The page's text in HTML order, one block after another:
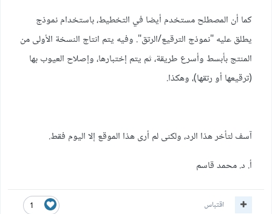
كما أن المصطلح مستخدم أيضا في التخطيط، باستخدام نموذج
يطلق عليه "نموذج الترقيع/الرتق". وفيه يتم انتاج النسخة الأولى من
المنتج بأبسط وأسرع طريقة، ثم يتم إختبارها، وإصلاح العيوب بها
(ترقيعها أو رتقها)، وهكذا.
آسف لتأخر هذا الرد، ولكنى لم أرى هذا الموقع إلا اليوم فقط.
أ. د. محمد قاسم
1 اقتباس